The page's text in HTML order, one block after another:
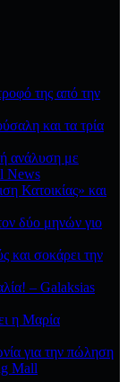
της από την
και τα τρία
ανάλυση με
News
Κατοικίας» και
δύο μηνών γιο
και σοκάρει την
– Galaksias
η Μαρία
για την πώληση
Mall